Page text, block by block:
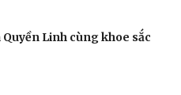
Linh cùng khoe sắc